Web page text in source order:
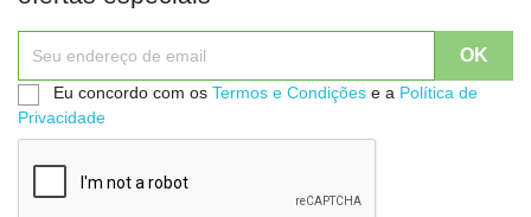
Eu concordo com os Termos e Condições e a Política de
Privacidade